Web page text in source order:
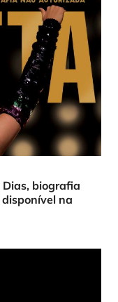
Dias, biografia
na